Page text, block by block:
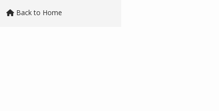
Back to Home